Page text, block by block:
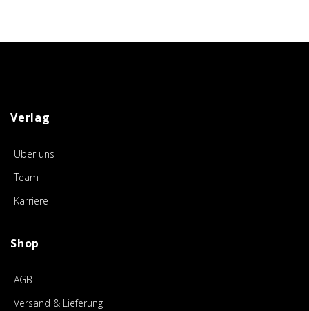
Verlag
Über uns
Team
Karriere
Shop
AGB
Versand & Lieferung